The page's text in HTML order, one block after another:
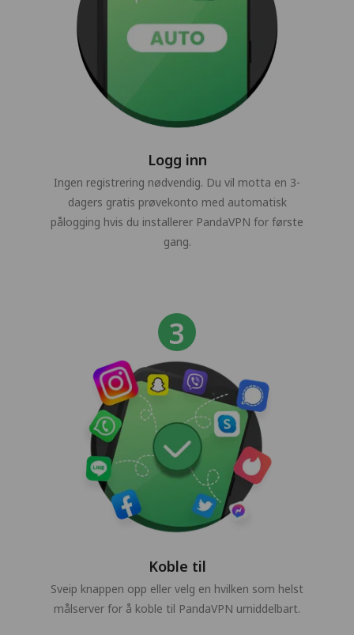
Logg inn
Ingen registrering nødvendig. Du vil motta en 3-
dagers gratis prøvekonto med automatisk
pålogging hvis du installerer PandaVPN for første
gang.
Koble til
Sveip knappen opp eller velg en hvilken som helst
målserver for å koble til PandaVPN umiddelbart.